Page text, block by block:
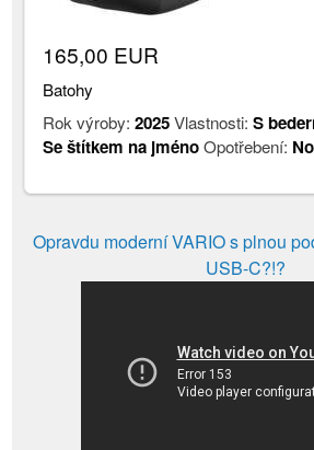
165,00 EUR
Batohy
Rok výroby:2025Vlastnosti:S
Se štítkem na jménoOpotřebení:
Opravdu moderní VARIO s plnou
USB-C?!?